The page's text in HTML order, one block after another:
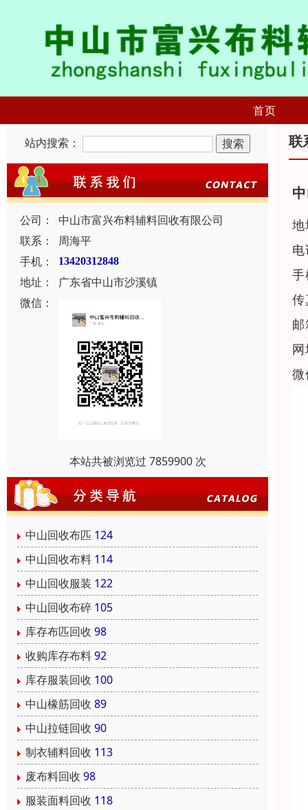
首页
站内搜索：
公司：
中山市富兴布料辅料回收有限公司
联系：
周海平
手机：
13420312848
地址：
广东省中山市沙溪镇
微信：
本站共被浏览过 7859900 次
中山回收布匹 124
中山回收布料 114
中山回收服装 122
中山回收布碎 105
库存布匹回收 98
收购库存布料92
库存服装回收 100
中山橡筋回收 89
中山拉链回收 90
制衣辅料回收 113
废布料回收 98
服装面料回收 118
联